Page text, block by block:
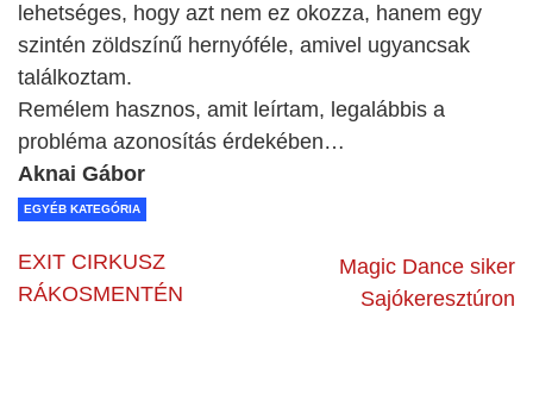
lehetséges, hogy azt nem ez okozza, hanem egy
szintén zöldszínű hernyóféle, amivel ugyancsak
találkoztam.
Remélem hasznos, amit leírtam, legalábbis a
probléma azonosítás érdekében…
Aknai Gábor
EGYÉB KATEGÓRIA
EXIT CIRKUSZ
RÁKOSMENTÉN
Magic Dance siker
Sajókeresztúron